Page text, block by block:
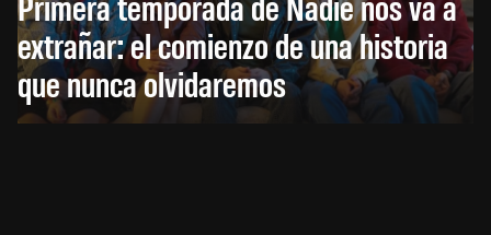
extrañar: el comienzo de una historia
que nunca olvidaremos